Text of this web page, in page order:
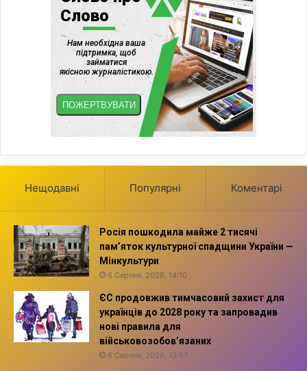
Нещодавні Популярні Коментарі
Росія пошкодила майже 2 тисячі
пам’яток культурної спадщини України —
Мінкультури
6 Серпня, 2026, 14:10
ЄС продовжив тимчасовий захист для
українців до 2028 року та запровадив
нові правила для
військовозобов’язаних
6 Серпня, 2026, 13:57